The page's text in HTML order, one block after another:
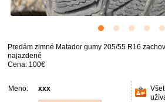
Predám zimné Matador gumy 205/55 R16
najazdené
Cena: 100€
Meno: xxx